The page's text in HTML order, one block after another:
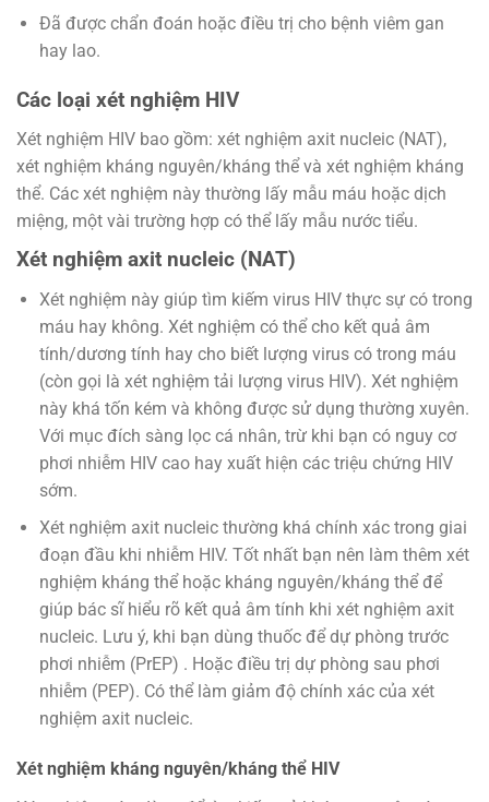
Đã được chẩn đoán hoặc điều trị cho bệnh viêm gan
hay lao.
Các loại xét nghiệm HIV
Xét nghiệm HIV bao gồm: xét nghiệm axit nucleic (NAT),
xét nghiệm kháng nguyên/kháng thể và xét nghiệm kháng
thể. Các xét nghiệm này thường lấy mẫu máu hoặc dịch
miệng, một vài trường hợp có thể lấy mẫu nước tiểu.
Xét nghiệm axit nucleic (NAT)
Xét nghiệm này giúp tìm kiếm virus HIV thực sự có trong
máu hay không. Xét nghiệm có thể cho kết quả âm
tính/dương tính hay cho biết lượng virus có trong máu
(còn gọi là xét nghiệm tải lượng virus HIV). Xét nghiệm
này khá tốn kém và không được sử dụng thường xuyên.
Với mục đích sàng lọc cá nhân, trừ khi bạn có nguy cơ
phơi nhiễm HIV cao hay xuất hiện các triệu chứng HIV
sớm.
Xét nghiệm axit nucleic thường khá chính xác trong giai
đoạn đầu khi nhiễm HIV. Tốt nhất bạn nên làm thêm xét
nghiệm kháng thể hoặc kháng nguyên/kháng thể để
giúp bác sĩ hiểu rõ kết quả âm tính khi xét nghiệm axit
nucleic. Lưu ý, khi bạn dùng thuốc để dự phòng trước
phơi nhiễm (PrEP) . Hoặc điều trị dự phòng sau phơi
nhiễm (PEP). Có thể làm giảm độ chính xác của xét
nghiệm axit nucleic.
Xét nghiệm kháng nguyên/kháng thể HIV